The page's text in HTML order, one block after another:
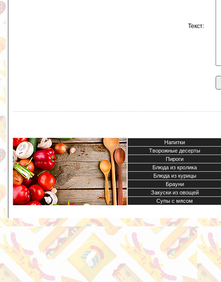
Текст:
Напитки
Творожные десерты
Пироги
Блюда из кролика
Блюда из курицы
Брауни
Закуски из овощей
Супы с мясом